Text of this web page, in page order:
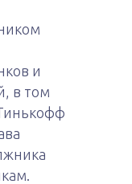
и
в том